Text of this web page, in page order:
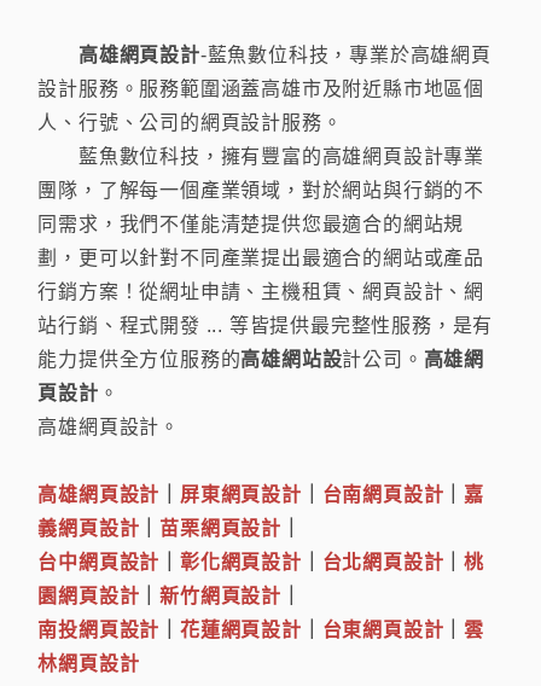
高雄網頁設計-藍魚數位科技，專業於高雄網頁
設計服務。服務範圍涵蓋高雄市及附近縣市地區個
人、行號、公司的網頁設計服務。
藍魚數位科技，擁有豐富的高雄網頁設計專業
團隊，了解每一個產業領域，對於網站與行銷的不
同需求，我們不僅能清楚提供您最適合的網站規
劃，更可以針對不同產業提出最適合的網站或產品
行銷方案！從網址申請、主機租賃、網頁設計、網
站行銷、程式開發 ... 等皆提供最完整性服務，是有
能力提供全方位服務的高雄網站設計公司。 高雄網
頁設計 。
高雄網頁設計。
高雄網頁設計 屏東網頁設計 台南網頁設計
嘉
義網頁設計
苗栗網頁設計
台中網頁設計
彰化網頁設計 台北網頁設計 ｜桃
園網頁設計 ｜新竹網頁設計
南投網頁設計
花蓮網頁設計 台東網頁設計 ｜雲
林網頁設計